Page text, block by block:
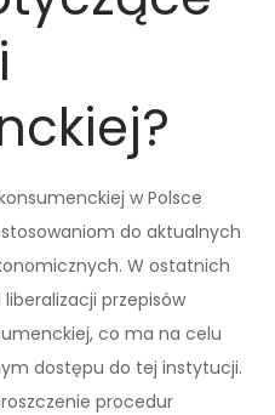
w Polsce
do aktualnych
W ostatnich
przepisów
co ma na celu
dostępu do tej instytucji.
procedur